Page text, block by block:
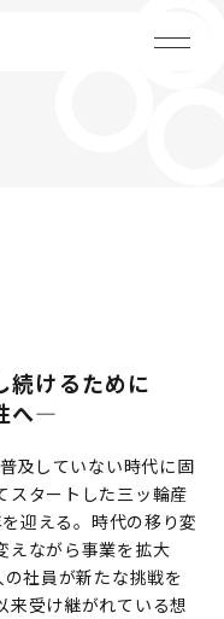
続けるために
へ―
及していない時代に固
スタートした三ッ輪産
迎える。時代の移り変
えながら事業を拡大
社員が新たな挑戦を
来受け継がれている想